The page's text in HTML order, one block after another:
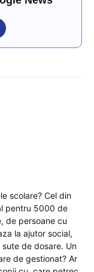
scolare? Cel din
pentru 5000 de
de persoane cu
la ajutor social,
de dosare. Un
de gestionat? Ar